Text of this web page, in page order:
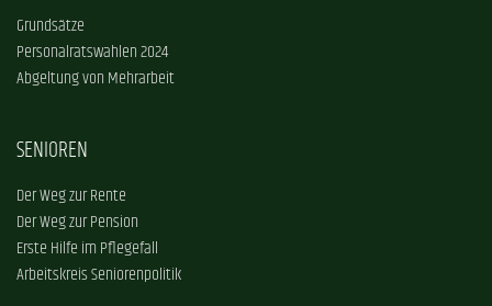
Grundsätze
Personalratswahlen 2024
Abgeltung von Mehrarbeit
SENIOREN
Der Weg zur Rente
Der Weg zur Pension
Erste Hilfe im Pflegefall
Arbeitskreis Seniorenpolitik